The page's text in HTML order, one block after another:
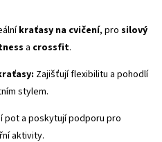
kraťasy na cvičení, pro silový
a crossfit.
Zajišťují flexibilitu a pohodlí
stylem.
pot a poskytují podporu pro
aktivity.